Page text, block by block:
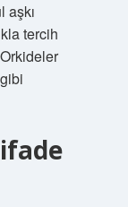
aşkı
tercih